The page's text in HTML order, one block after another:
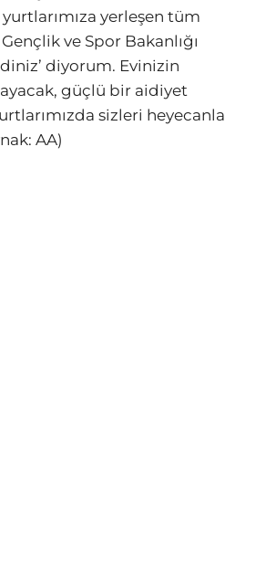
yerleşen tüm
ve Spor Bakanlığı
diyorum. Evinizin
güçlü bir aidiyet
sizleri heyecanla
AA)